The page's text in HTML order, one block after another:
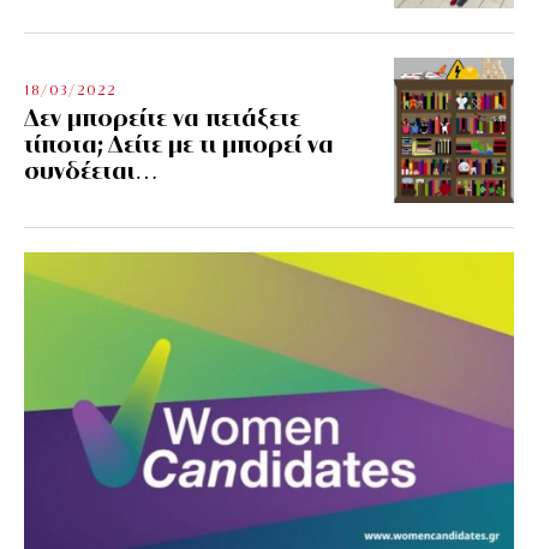
18/03/2022
Δεν μπορείτε να πετάξετε
τίποτα; Δείτε με τι μπορεί να
συνδέεται…